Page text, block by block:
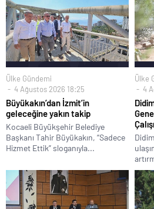
Ülke Gündemi
4 Ağustos 2026 18:25
Büyükakın’dan İzmit’in
geleceğine yakın takip
Kocaeli Büyükşehir Belediye
Başkanı Tahir Büyükakın, “Sadece
Hizmet Ettik” sloganıyla...
Ülke
4